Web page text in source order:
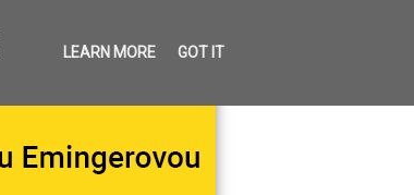
LEARN MORE GOT IT